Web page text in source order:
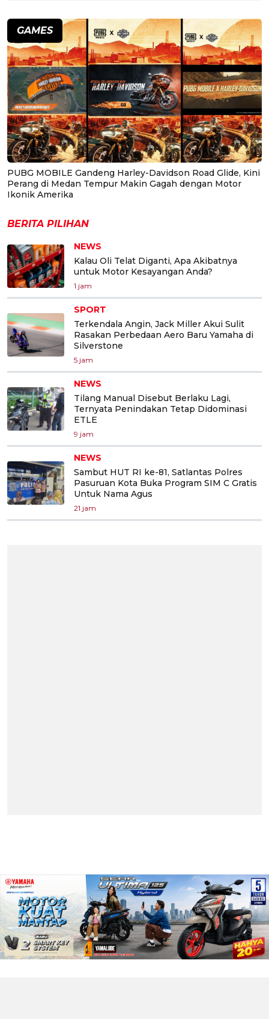
GAMES
PUBG MOBILE Gandeng Harley-Davidson Road Glide, Kini
Perang di Medan Tempur Makin Gagah dengan Motor
Ikonik Amerika
BERITA PILIHAN
NEWS
Kalau Oli Telat Diganti, Apa Akibatnya
untuk Motor Kesayangan Anda?
1 jam
SPORT
Terkendala Angin, Jack Miller Akui Sulit
Rasakan Perbedaan Aero Baru Yamaha di
Silverstone
5 jam
NEWS
Tilang Manual Disebut Berlaku Lagi,
Ternyata Penindakan Tetap Didominasi
ETLE
9 jam
NEWS
Sambut HUT RI ke-81, Satlantas Polres
Pasuruan Kota Buka Program SIM C Gratis
Untuk Nama Agus
21 jam